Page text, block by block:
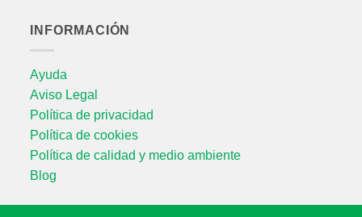
INFORMACIÓN
Ayuda
Aviso Legal
Política de privacidad
Política de cookies
Política de calidad y medio ambiente
Blog